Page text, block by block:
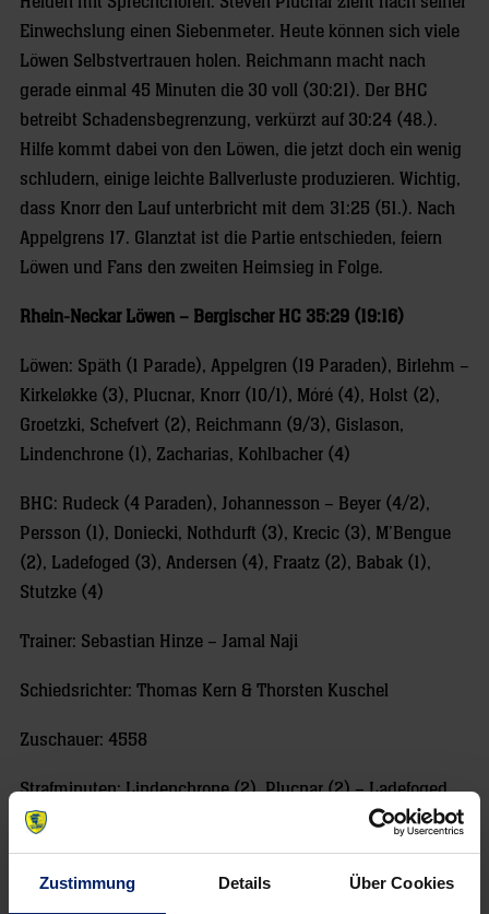
Zustimmung Details Über Cookies
Einwechslung einen Siebenmeter. Heute können sich viele
Löwen Selbstvertrauen holen. Reichmann macht nach
gerade einmal 45 Minuten die 30 voll (30:21). Der BHC
betreibt Schadensbegrenzung, verkürzt auf 30:24 (48.).
Hilfe kommt dabei von den Löwen, die jetzt doch ein wenig
schludern, einige leichte Ballverluste produzieren. Wichtig,
dass Knorr den Lauf unterbricht mit dem 31:25 (51.). Nach
Appelgrens 17. Glanztat ist die Partie entschieden, feiern
Löwen und Fans den zweiten Heimsieg in Folge.
Rhein-Neckar Löwen – Bergischer HC 35:29 (19:16)
Löwen: Späth (1 Parade), Appelgren (19 Paraden), Birlehm –
Kirkeløkke (3), Plucnar, Knorr (10/1), Móré (4), Holst (2),
Groetzki, Schefvert (2), Reichmann (9/3), Gislason,
Lindenchrone (1), Zacharias, Kohlbacher (4)
BHC: Rudeck (4 Paraden), Johannesson – Beyer (4/2),
Persson (1), Doniecki, Nothdurft (3), Krecic (3), M’Bengue
(2), Ladefoged (3), Andersen (4), Fraatz (2), Babak (1),
Stutzke (4)
Trainer: Sebastian Hinze – Jamal Naji
Schiedsrichter: Thomas Kern & Thorsten Kuschel
Zuschauer: 4558
Strafminuten: Lindenchrone (2), Plucnar (2) – Ladefoged
(2), Stutzke (2)